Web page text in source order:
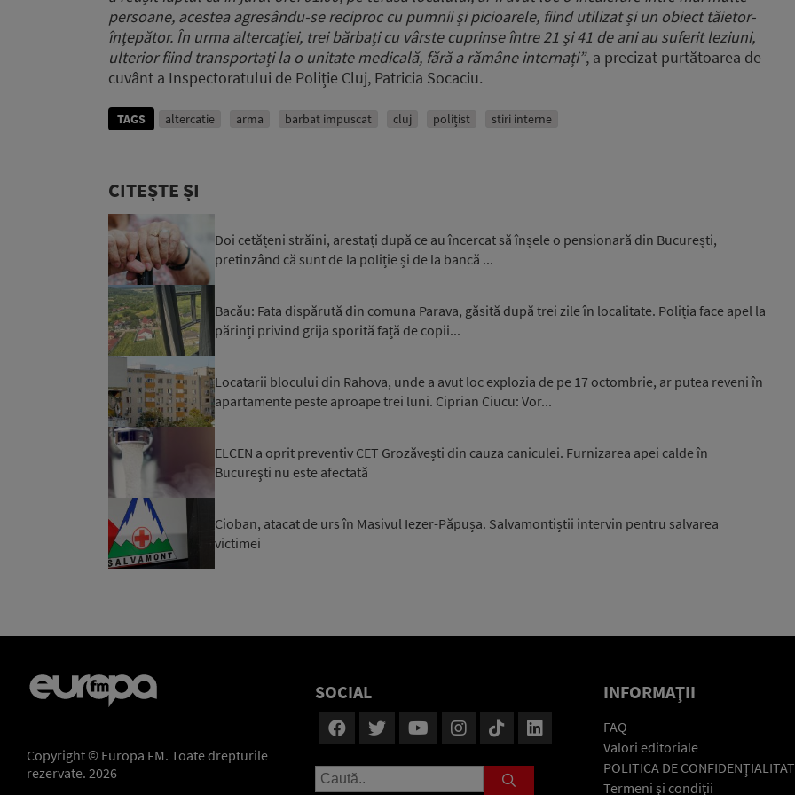
persoane, acestea agresându-se reciproc cu pumnii și picioarele, fiind utilizat și un obiect tăietor-
înțepător. În urma altercației, trei bărbați cu vârste cuprinse între 21 și 41 de ani au suferit leziuni,
ulterior fiind transportați la o unitate medicală, fără a rămâne internați”, a precizat purtătoarea de
cuvânt a Inspectoratului de Poliție Cluj, Patricia Socaciu.
TAGS altercatie arma barbat impuscat cluj polițist stiri interne
CITEȘTE ȘI
Doi cetățeni străini, arestați după ce au încercat să înșele o pensionară din București,
pretinzând că sunt de la poliție și de la bancă ...
Bacău: Fata dispărută din comuna Parava, găsită după trei zile în localitate. Poliția face apel la
părinți privind grija sporită față de copii...
Locatarii blocului din Rahova, unde a avut loc explozia de pe 17 octombrie, ar putea reveni în
apartamente peste aproape trei luni. Ciprian Ciucu: Vor...
ELCEN a oprit preventiv CET Grozăvești din cauza caniculei. Furnizarea apei calde în
Bucureşti nu este afectată
Cioban, atacat de urs în Masivul Iezer-Păpușa. Salvamontiștii intervin pentru salvarea
victimei
Copyright © Europa FM. Toate drepturile
rezervate. 2026
SOCIAL INFORMAŢII
FAQ
Valori editoriale
POLITICA DE
Termeni şi condiţii